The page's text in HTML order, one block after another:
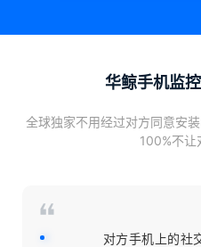
华鲸手机监
全球独家不用经过对方同意安
100%不让
对方手机上的社